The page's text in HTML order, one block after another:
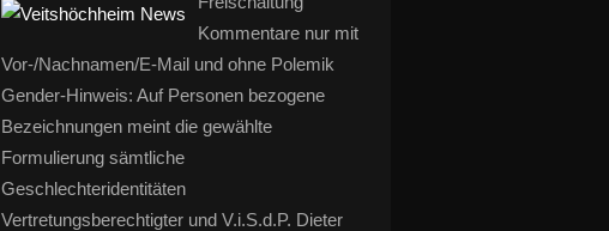
Kommentare nur mit
Vor-/Nachnamen/E-Mail und ohne Polemik
Gender-Hinweis: Auf Personen bezogene
Bezeichnungen meint die gewählte
Formulierung sämtliche
Geschlechteridentitäten
Vertretungsberechtigter und V.i.S.d.P. Dieter